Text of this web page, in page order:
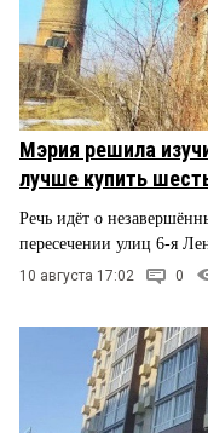
Мэрия решила
лучше купить
Речь идёт о
пересечении улиц 6-я
10 августа 17:02 0